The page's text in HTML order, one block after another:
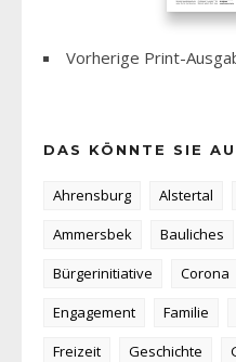
Vorherige Print-
DAS KÖNNTE SIE
Ahrensburg Alstertal
Ammersbek
Bauliches
Bürgerinitiative
Corona
Engagement
Familie
Freizeit
Geschichte